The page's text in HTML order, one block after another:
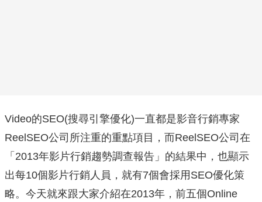
Video的SEO(搜尋引擎優化)一直都是影音行銷專家
ReelSEO公司所注重的重點項目，而ReelSEO公司在
「2013年影片行銷趨勢調查報告」的結果中，也顯示
出每10個影片行銷人員，就有7個會採用SEO優化策
略。今天就來跟大家介紹在2013年，前五個Online